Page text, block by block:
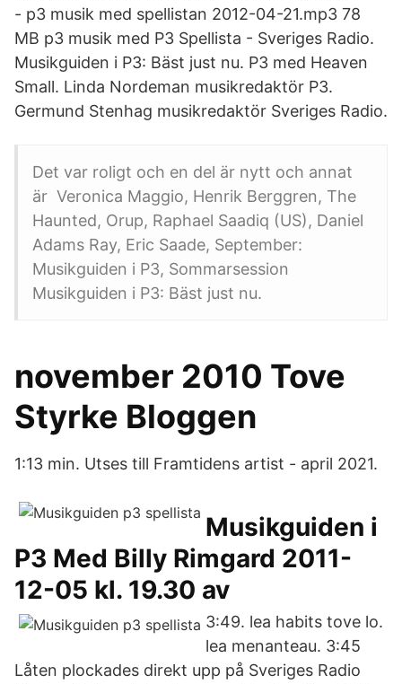
- p3 musik med spellistan 2012-04-21.mp3 78
MB p3 musik med P3 Spellista - Sveriges Radio.
Musikguiden i P3: Bäst just nu. P3 med Heaven
Small. Linda Nordeman musikredaktör P3.
Germund Stenhag musikredaktör Sveriges Radio.
Det var roligt och en del är nytt och annat
är Veronica Maggio, Henrik Berggren, The
Haunted, Orup, Raphael Saadiq (US), Daniel
Adams Ray, Eric Saade, September:
Musikguiden i P3, Sommarsession
Musikguiden i P3: Bäst just nu.
november 2010 Tove
Styrke Bloggen
1:13 min. Utses till Framtidens artist - april 2021.
Musikguiden i
P3 Med Billy Rimgard 2011-
12-05 kl. 19.30 av
3:49. lea habits tove lo.
lea menanteau. 3:45
Låten plockades direkt upp på Sveriges Radio